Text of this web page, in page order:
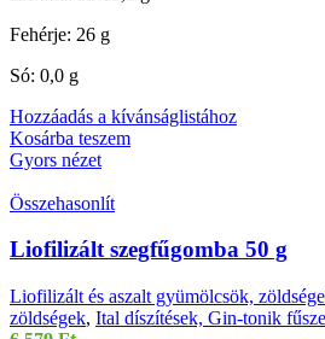
Fehérje: 26 g
Só: 0,0 g
Hozzáadás a kívánságlistához
Kosárba teszem
Gyors nézet
Összehasonlít
Liofilizált szegfűgomba 50 g
Liofilizált és aszalt gyümölcsök,
zöldségek, Ital díszítések, Gin-tonik